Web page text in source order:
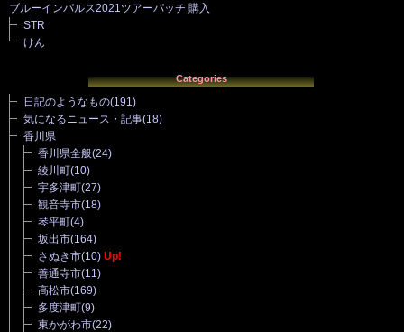
ブルーインパルス2021ツアーパッチ 購入
STR
けん
Categories
日記のようなもの(191)
気になるニュース・記事(18)
香川県
香川県全般(24)
綾川町(10)
宇多津町(27)
観音寺市(18)
琴平町(4)
坂出市(164)
さぬき市(10) Up!
善通寺市(11)
高松市(169)
多度津町(9)
東かがわ市(22)